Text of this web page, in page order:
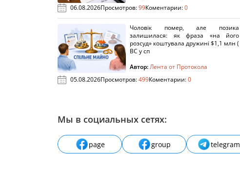
06.08.2026Просмотров:99Коментарии:0
Чоловік помер, але позика
залишилася: як фраза «на його
розсуд» коштувала дружині $1,1 млн (
ВС у сп
Автор:Лента от Протокола
05.08.2026Просмотров:499Коментарии:0
Мы в социальных сетях:
page group telegram